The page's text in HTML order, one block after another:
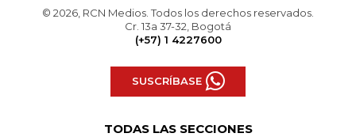
© 2026, RCN Medios. Todos los derechos reservados.
Cr. 13a 37-32, Bogotá
(+57) 1 4227600
SUSCRÍBASE
TODAS LAS SECCIONES